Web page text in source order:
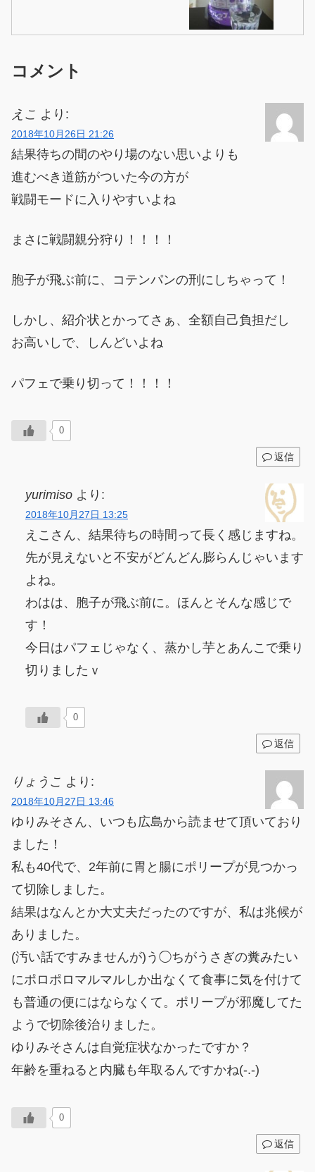
コメント
えこ より:
2018年10月26日 21:26
結果待ちの間のやり場のない思いよりも
進むべき道筋がついた今の方が
戦闘モードに入りやすいよね
まさに戦闘親分狩り！！！！
胞子が飛ぶ前に、コテンパンの刑にしちゃって！
しかし、紹介状とかってさぁ、全額自己負担だし
お高いしで、しんどいよね
パフェで乗り切って！！！！
0
返信
yurimiso より:
2018年10月27日 13:25
えこさん、結果待ちの時間って長く感じますね。
先が見えないと不安がどんどん膨らんじゃいます
よね。
わはは、胞子が飛ぶ前に。ほんとそんな感じで
す！
今日はパフェじゃなく、蒸かし芋とあんこで乗り
切りましたｖ
0
返信
りょうこ より:
2018年10月27日 13:46
ゆりみそさん、いつも広島から読ませて頂いており
ました！
私も40代で、2年前に胃と腸にポリープが見つかっ
て切除しました。
結果はなんとか大丈夫だったのですが、私は兆候が
ありました。
(汚い話ですみませんが)う◯ちがうさぎの糞みたい
にポロポロマルマルしか出なくて食事に気を付けて
も普通の便にはならなくて。ポリープが邪魔してた
ようで切除後治りました。
ゆりみそさんは自覚症状なかったですか？
年齢を重ねると内臓も年取るんですかね(-.-)
0
返信